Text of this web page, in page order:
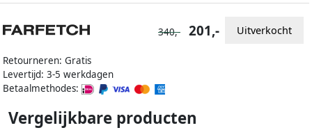
Retourneren: Gratis
Levertijd: 3-5 werkdagen
Betaalmethodes:
340,- 201,- Uitverkocht
Vergelijkbare producten